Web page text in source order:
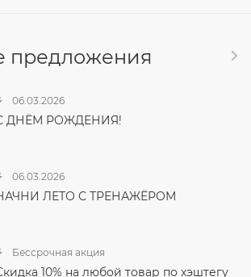
предложения
06.03.2026
ДНЁМ РОЖДЕНИЯ!
06.03.2026
ЛЕТО С ТРЕНАЖЁРОМ
Бессрочная акция
10% на любой товар по хэштегу